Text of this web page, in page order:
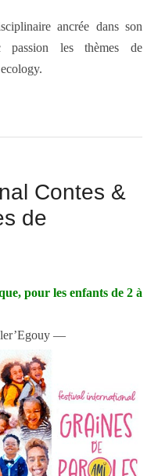
ancrée dans son
passion les thèmes de
Contes &
de
pour les enfants de 2 à
—